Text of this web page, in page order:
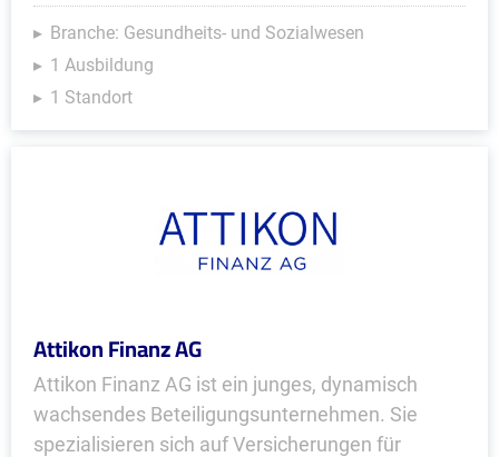
Branche: Gesundheits- und Sozialwesen
1 Ausbildung
1 Standort
Attikon Finanz AG
Attikon Finanz AG ist ein junges, dynamisch
wachsendes Beteiligungsunternehmen. Sie
spezialisieren sich auf Versicherungen für